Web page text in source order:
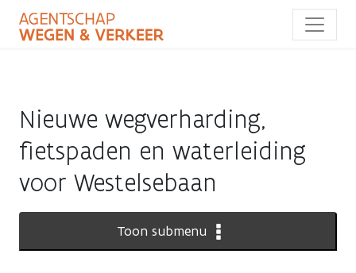
naar
Nieuwe wegverharding,
fietspaden en waterleiding
voor Westelsebaan
Toon submenu